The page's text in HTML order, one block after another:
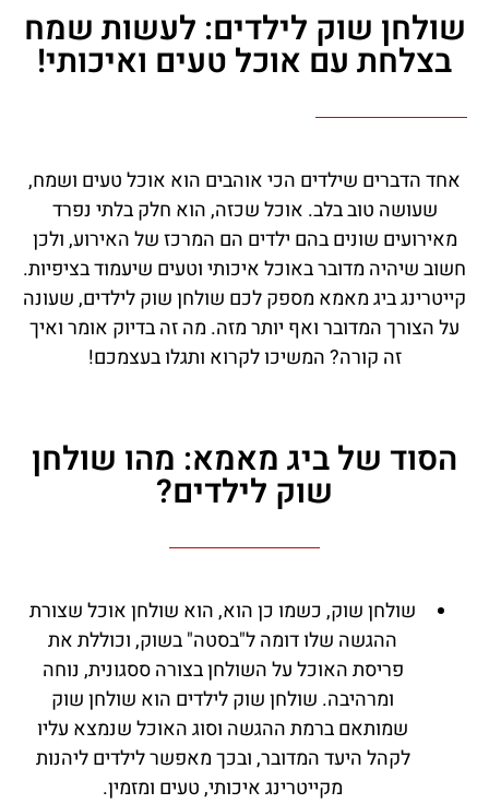
שולחן שוק לילדים: לעשות שמח
בצלחת עם אוכל טעים ואיכותי!
אחד הדברים שילדים הכי אוהבים הוא אוכל טעים ושמח,
שעושה טוב בלב. אוכל שכזה, הוא חלק בלתי נפרד
מאירועים שונים בהם ילדים הם המרכז של האירוע, ולכן
חשוב שיהיה מדובר באוכל איכותי וטעים שיעמוד בציפיות.
קייטרינג ביג מאמא מספק לכם שולחן שוק לילדים, שעונה
על הצורך המדובר ואף יותר מזה. מה זה בדיוק אומר ואיך
זה קורה? המשיכו לקרוא ותגלו בעצמכם!
הסוד של ביג מאמא: מהו שולחן
שוק לילדים?
שולחן שוק, כשמו כן הוא, הוא שולחן אוכל שצורת
ההגשה שלו דומה ל"בסטה" בשוק, וכוללת את
פריסת האוכל על השולחן בצורה ססגונית, נוחה
ומרהיבה. שולחן שוק לילדים הוא שולחן שוק
שמותאם ברמת ההגשה וסוג האוכל שנמצא עליו
לקהל היעד המדובר, ובכך מאפשר לילדים ליהנות
מקייטרינג איכותי, טעים ומזמין.